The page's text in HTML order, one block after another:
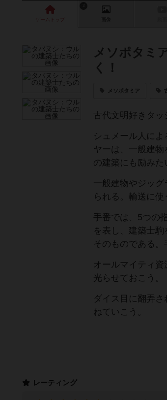
ゲーム 画像
メソポタミ
く！
メソポタミア
古代文明好きタッ
シュメール人に
ヤーは、一般建
の建築にも励みた
一般建物やジッ
られる。輸送に
手番では、5つの
を表し、建築士
そのものである。
オールマイティ
光らせておこう。
ダイス目に翻弄
ねていこう。
レーティング